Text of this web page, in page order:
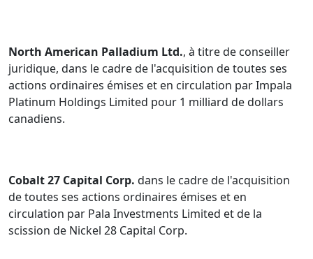
North American Palladium Ltd., à titre de conseiller
juridique, dans le cadre de l'acquisition de toutes ses
actions ordinaires émises et en circulation par Impala
Platinum Holdings Limited pour 1 milliard de dollars
canadiens.
Cobalt 27 Capital Corp. dans le cadre de l'acquisition
de toutes ses actions ordinaires émises et en
circulation par Pala Investments Limited et de la
scission de Nickel 28 Capital Corp.